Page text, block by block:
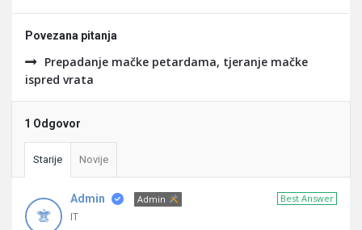
Povezana pitanja
Prepadanje mačke petardama, tjeranje mačke
ispred vrata
1 Odgovor
Starije Novije
Best Answer
Admin Admin
IT